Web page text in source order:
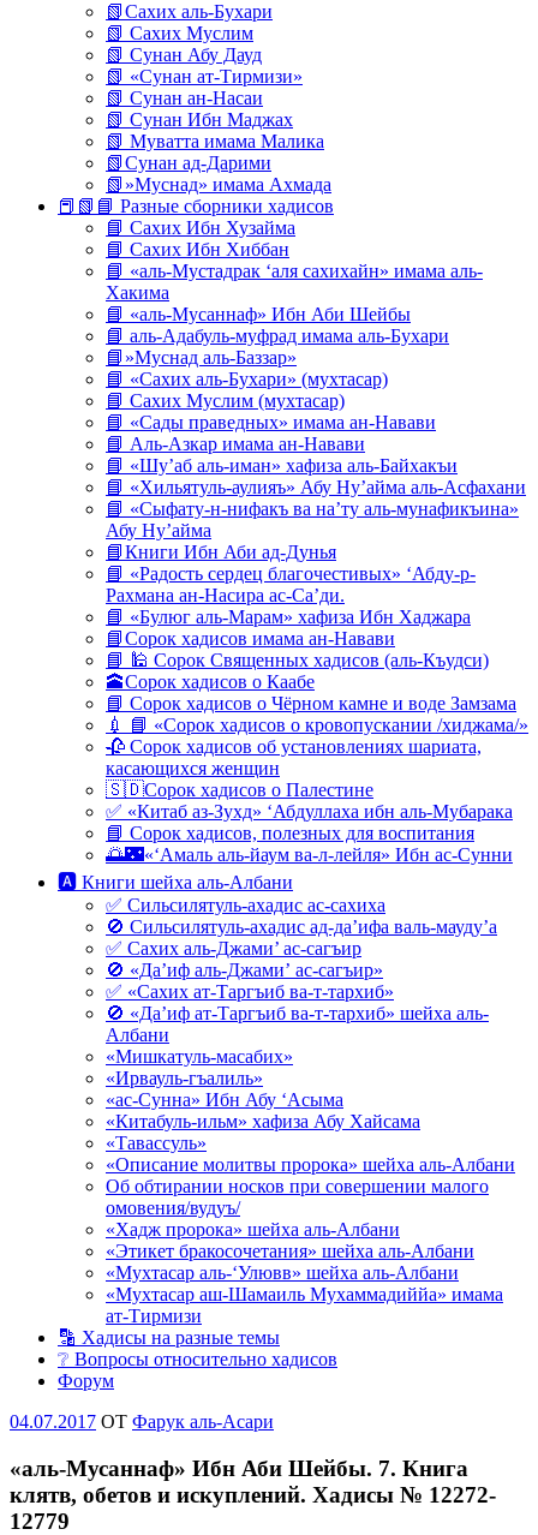
📗Сахих аль-Бухари
📗 Сахих Муслим
📗 Сунан Абу Дауд
📗 «Сунан ат-Тирмизи»
📗 Сунан ан-Насаи
📗 Сунан Ибн Маджах
📗 Муватта имама Малика
📗Сунан ад-Дарими
📗»Муснад» имама Ахмада
📕📗📘 Разные сборники хадисов
📘 Сахих Ибн Хузайма
📘 Сахих Ибн Хиббан
📘 «аль-Мустадрак ‘аля сахихайн» имама аль-
Хакима
📘 «аль-Мусаннаф» Ибн Аби Шейбы
📘 аль-Адабуль-муфрад имама аль-Бухари
📘»Муснад аль-Баззар»
📘 «Сахих аль-Бухари» (мухтасар)
📘 Сахих Муслим (мухтасар)
📘 «Сады праведных» имама ан-Навави
📘 Аль-Азкар имама ан-Навави
📘 «Шу’аб аль-иман» хафиза аль-Байхакъи
📘 «Хильятуль-аулияъ» Абу Ну’айма аль-Асфахани
📘 «Сыфату-н-нифакъ ва на’ту аль-мунафикъина»
Абу Ну’айма
📘Книги Ибн Аби ад-Дунья
📘 «Радость сердец благочестивых» ‘Абду-р-
Рахмана ан-Насира ас-Са’ди.
📘 «Булюг аль-Марам» хафиза Ибн Хаджара
📘Сорок хадисов имама ан-Навави
📘 🕌 Сорок Священных хадисов (аль-Къудси)
🕋Сорок хадисов о Каабе
📘 Сорок хадисов о Чёрном камне и воде Замзама
💉 📘 «Сорок хадисов о кровопускании /хиджама/»
🥀 Сорок хадисов об установлениях шариата,
касающихся женщин
🇸🇩Сорок хадисов о Палестине
✅ «Китаб аз-Зухд» ‘Абдуллаха ибн аль-Мубарака
📘 Сорок хадисов, полезных для воспитания
🌅🌃«‘Амаль аль-йаум ва-л-лейля» Ибн ас-Сунни
🅰 Книги шейха аль-Албани
✅ Сильсилятуль-ахадис ас-сахиха
🚫 Сильсилятуль-ахадис ад-да’ифа валь-мауду’а
✅ Сахих аль-Джами’ ас-сагъир
🚫 «Да’иф аль-Джами’ ас-сагъир»
✅ «Сахих ат-Таргъиб ва-т-тархиб»
🚫 «Да’иф ат-Таргъиб ва-т-тархиб» шейха аль-
Албани
«Мишкатуль-масабих»
«Ирвауль-гъалиль»
«ас-Сунна» Ибн Абу ‘Асыма
«Китабуль-ильм» хафиза Абу Хайсама
«Тавассуль»
«Описание молитвы пророка» шейха аль-Албани
Об обтирании носков при совершении малого
омовения/вудуъ/
«Хадж пророка» шейха аль-Албани
«Этикет бракосочетания» шейха аль-Албани
«Мухтасар аль-‘Улювв» шейха аль-Албани
«Мухтасар аш-Шамаиль Мухаммадиййа» имама
ат-Тирмизи
🔡 Хадисы на разные темы
❔ Вопросы относительно хадисов
Форум
Опубликовано
04.07.2017 OT Фарук аль-Асари
«аль-Мусаннаф» Ибн Аби Шейбы. 7. Книга
клятв, обетов и искуплений. Хадисы № 12272-
12779